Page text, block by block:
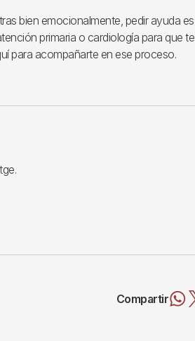
bien emocionalmente, pedir ayuda es
primaria o cardiología para que te
para acompañarte en ese proceso.
Compartir